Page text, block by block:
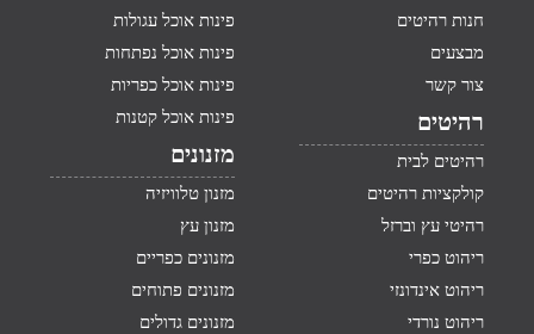
חנות רהיטים
מבצעים
צור קשר
רהיטים
רהיטים לבית
קולקציות רהיטים
רהיטי עץ וברזל
ריהוט כפרי
ריהוט אינדונזי
ריהוט נורדי
פינות אוכל עגולות
פינות אוכל נפתחות
פינות אוכל כפריות
פינות אוכל קטנות
מזנונים
מזנון טלוויזיה
מזנון עץ
מזנונים כפריים
מזנונים פתוחים
מזנונים גדולים